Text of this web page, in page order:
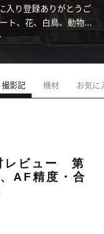
入り登録ありがとうご
ト、花、白鳥、動物...
撮影記 機材 お気に
レビュー 第
AF精度・合